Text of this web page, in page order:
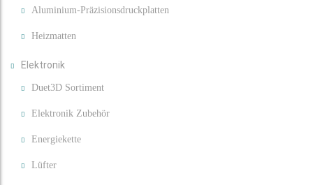
Aluminium-Präzisionsdruckplatten
Heizmatten
Elektronik
Duet3D Sortiment
Elektronik Zubehör
Energiekette
Lüfter